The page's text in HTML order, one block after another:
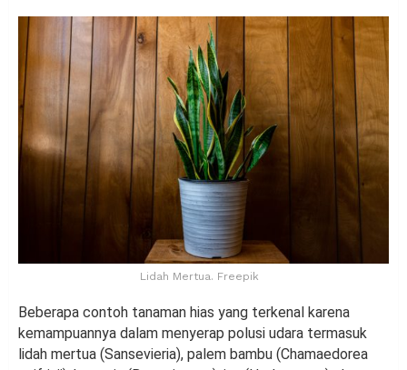
Lidah Mertua. Freepik
Beberapa contoh tanaman hias yang terkenal karena
kemampuannya dalam menyerap polusi udara termasuk
lidah mertua (Sansevieria), palem bambu (Chamaedorea